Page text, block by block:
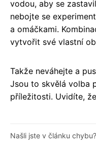
vodou, aby se
nebojte se
a omáčkami.
vytvořit své vlastní
Takže neváhejte a
Jsou to skvělá volba
příležitosti. Uvidíte,
Našli jste v článku chybu?